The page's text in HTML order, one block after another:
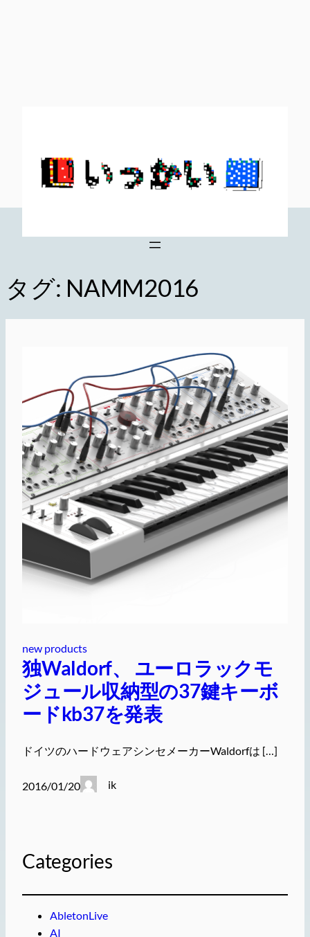
タグ: NAMM2016
new products
独Waldorf、 ユーロラックモ
ジュール収納型の37鍵キーボ
ードkb37を発表
ドイツのハードウェアシンセメーカーWaldorfは […]
2016/01/20 ik
Categories
AbletonLive
AI